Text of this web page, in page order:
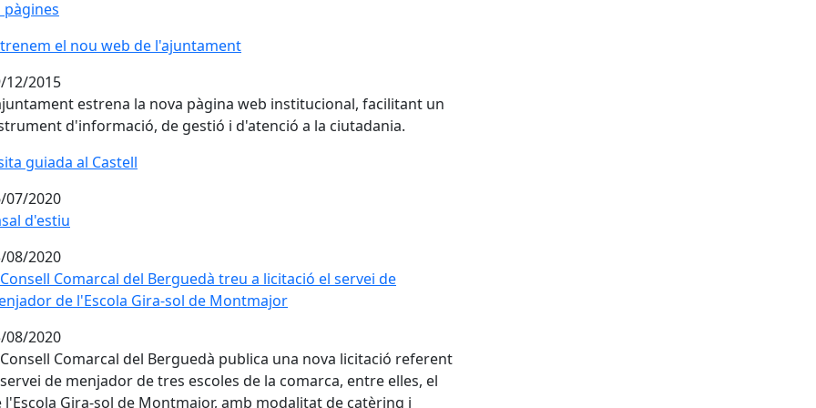
pàgines
el nou web de l'ajuntament
el nou web de l'ajuntament
12/2015
estrena la nova pàgina web institucional, facilitant un
d'informació, de gestió i d'atenció a la ciutadania.
guiada al Castell
07/2020
d'estiu
08/2020
Comarcal del Berguedà treu a licitació el servei de
de l'Escola Gira-sol de Montmajor
08/2020
Comarcal del Berguedà publica una nova licitació referent
de menjador de tres escoles de la comarca, entre elles, el
l'Escola Gira-sol de Montmajor, amb modalitat de catèring i